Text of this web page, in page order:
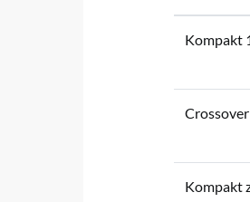
Kompakt
Kompakt